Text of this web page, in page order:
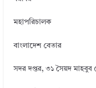
মহাপরিচালক
বাংলাদেশ বেতার
সদর দপ্তর, ৩১ সৈয়দ মাহবুব